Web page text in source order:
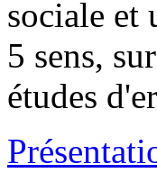
sociale et
5 sens,
études